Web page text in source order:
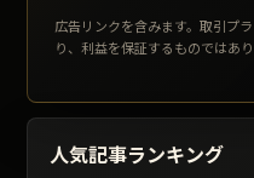
広告リンクを含みます。取引プ
り、利益を保証するものではあり
人気記事ランキング